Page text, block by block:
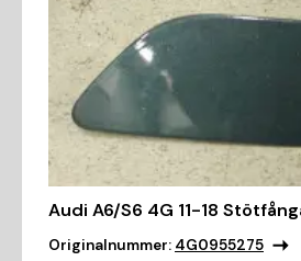
Audi A6/S6 4G 11-18
Originalnummer: 4G0955275